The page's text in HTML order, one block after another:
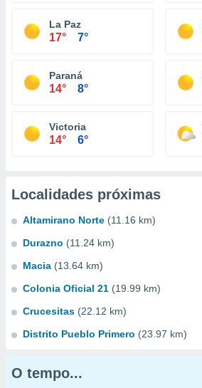
La Paz
17° 7°
Paraná
14° 8°
Victoria
14° 6°
Localidades próximas
Altamirano Norte (11.16 km)
Durazno (11.24 km)
Macia (13.64 km)
Colonia Oficial 21 (19.99 km)
Crucesitas (22.12 km)
Distrito Pueblo Primero (23.97 km)
O tempo...